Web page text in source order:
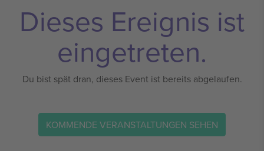
Dieses Ereignis ist
eingetreten.
Du bist spät dran, dieses Event ist bereits abgelaufen.
KOMMENDE VERANSTALTUNGEN SEHEN